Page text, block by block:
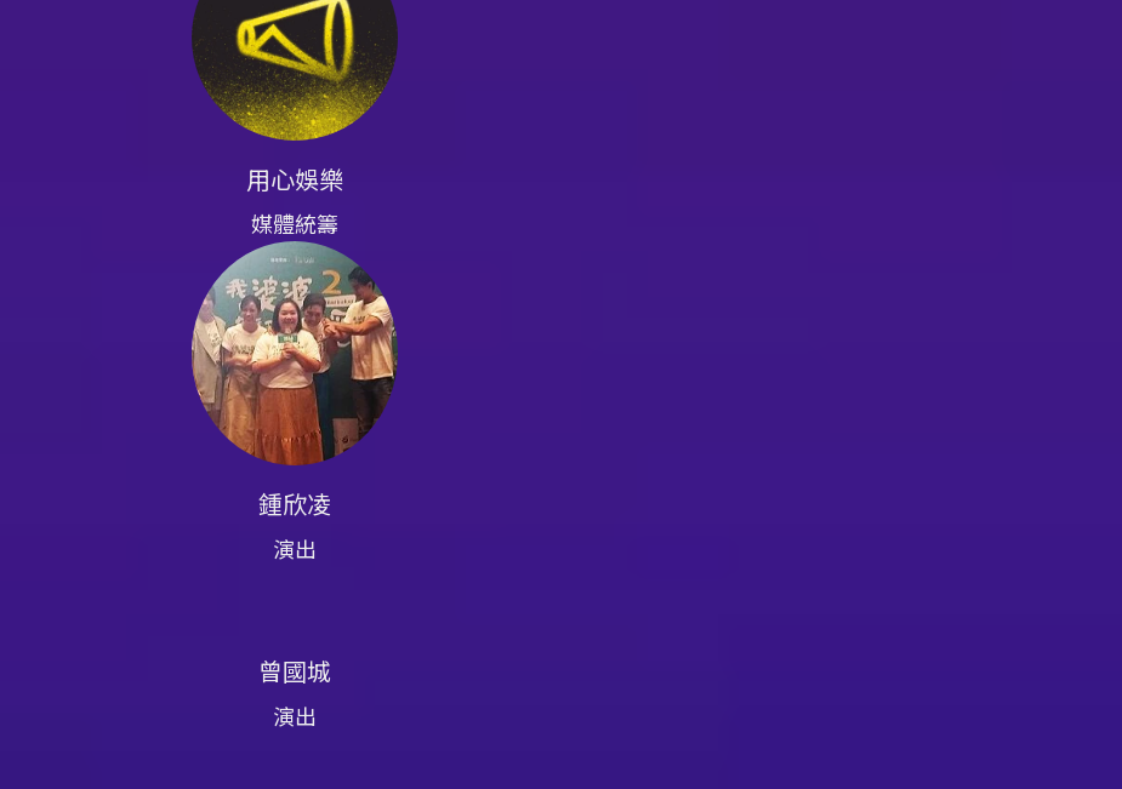
消、延期或主要演出者變動），主辦單位將公告於節目頁面並提供相關退票或處理機制。 客服資訊
主辦單位公告之客服管道詢問，並留意平台系統結算時間（每日23:30-00:00暫停服務）。
用心娛樂
媒體統籌
鍾欣凌
演出
曾國城
演出